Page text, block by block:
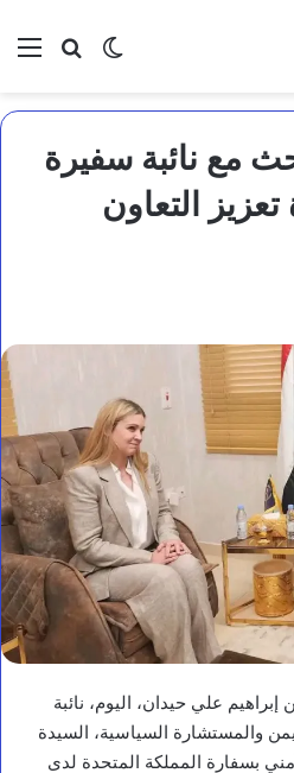
بحثالوضع
مع نائبة سفيرة
تعزيز التعاون
إبراهيم علي حيدان، اليوم، نائبة
والمستشارة السياسية، السيدة
بسفارة المملكة المتحدة لدى